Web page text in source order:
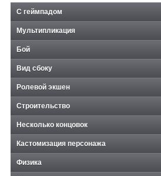
С геймпадом
Мультипликация
Бой
Вид сбоку
Ролевой экшен
Строительство
Несколько концовок
Кастомизация персонажа
Физика